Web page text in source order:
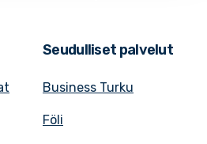
Seudulliset palvelut
Business Turku
Föli